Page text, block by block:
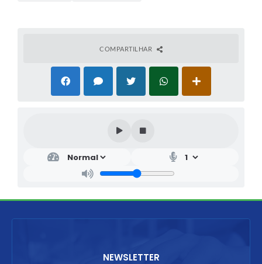
COMPARTILHAR
NEWSLETTER